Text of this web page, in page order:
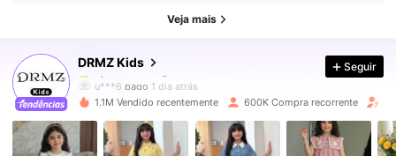
Veja mais
DRMZ Kids
179K Seguidores
4,89
179K Seguidores
u***6 pago 1 dia atrás
4,89 179K Seguidores
Seguir
1.1M Vendido recentemente 600K Compra recorrente